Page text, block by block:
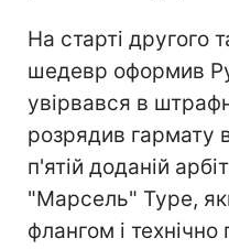
На старті другого
шедевр оформив
увірвався в
розрядив гармату
п'ятій доданій
"Марсель" Туре,
флангом і технічно